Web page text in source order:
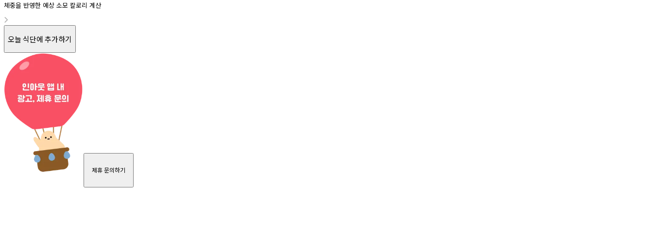
체중을 반영한 예상 소모 칼로리 계산
오늘 식단에 추가하기
제휴 문의하기